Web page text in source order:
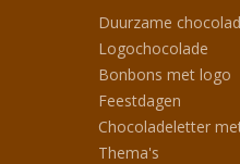
Duurzame
Logochocolade
Bonbons met logo
Feestdagen
Chocoladeletter
Thema's